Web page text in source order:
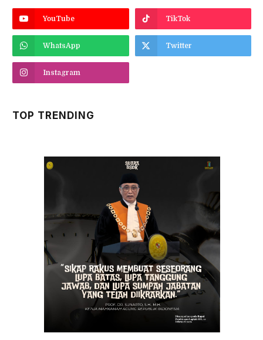
YouTube TikTok
WhatsApp Twitter
Instagram
TOP TRENDING